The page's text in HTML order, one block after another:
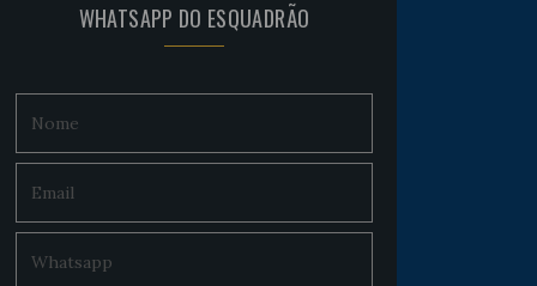
WHATSAPP DO ESQUADRÃO